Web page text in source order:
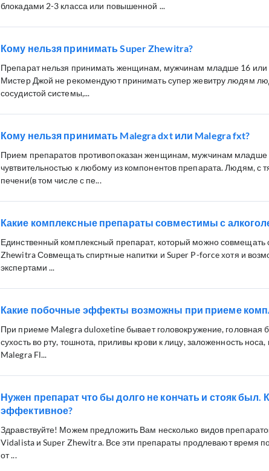
блокадами 2-3 класса или повышенной ...
Кому нельзя принимать Super Zhewitra?
Препарат нельзя принимать женщинам, мужчинам младше 16 или
Мистер Джой не рекомендуют принимать супер жевитру людям
сосудистой системы,...
Кому нельзя принимать Malegra dxt или Malegra fxt?
Прием препаратов противопоказан женщинам, мужчинам
чувтвительностью к любому из компонентов препарата. Людям,
печени(в том числе с пе...
Какие комплексные препараты совместимы с
Единственный комплексный препарат, который можно совмещать
Zhewitra Совмещать спиртные напитки и Super P-force хотя и
экспертами ...
Какие побочные эффекты возможны при приеме
При приеме Malegra duloxetine бывает головокружение, головная
сухость во рту, тошнота, приливы крови к лицу, заложенность
Malegra Fl...
Нужен препарат что бы долго не кончать и стояк был.
эффективное?
Здравствуйте! Можем предложить Вам несколько видов
Vidalista и Super Zhewitra. Все эти препараты продлевают время
от ...